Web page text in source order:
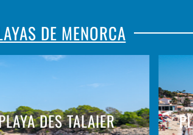
DE MENORCA
DES TALAIER